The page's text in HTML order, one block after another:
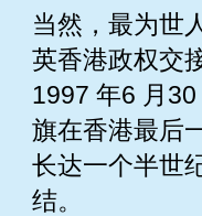
当然，最为世
英香港政权交
1997 年6 月
旗在香港最后
长达一个半世
结。